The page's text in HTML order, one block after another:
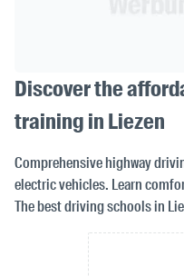
Discover the
training in Liezen
Comprehensive highway
electric vehicles. Learn
The best driving schools in